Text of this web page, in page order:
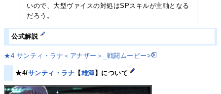
いので、大型ヴァイスの対処はSPスキルが主軸となる
だろう。
公式解説
★4 サンティ・ラナ＜アナザー＞_戦闘ムービー>
★4/サンティ・ラナ 【雄渾 】について